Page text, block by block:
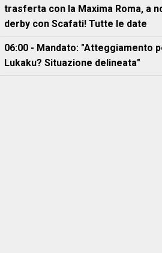
trasferta con la Maxima Roma, a
derby con Scafati! Tutte le date
06:00 - Mandato: "Atteggiamento
Lukaku? Situazione delineata"